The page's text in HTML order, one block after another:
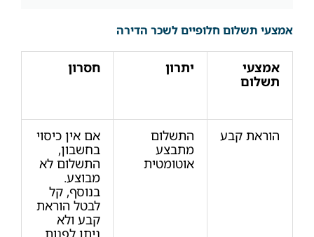
אמצעי תשלום חלופיים לשכר הדירה
אמצעי
תשלום
יתרון חסרון
הוראת קבע
התשלום
מתבצע
אוטומטית
אם אין כיסוי
בחשבון,
התשלום לא
מבוצע.
בנוסף, קל
לבטל הוראת
קבע ולא